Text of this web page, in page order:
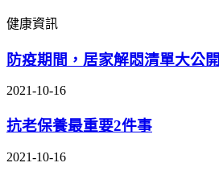
健康資訊
防疫期間，居家解悶清單大公開
2021-10-16
抗老保養最重要2件事
2021-10-16